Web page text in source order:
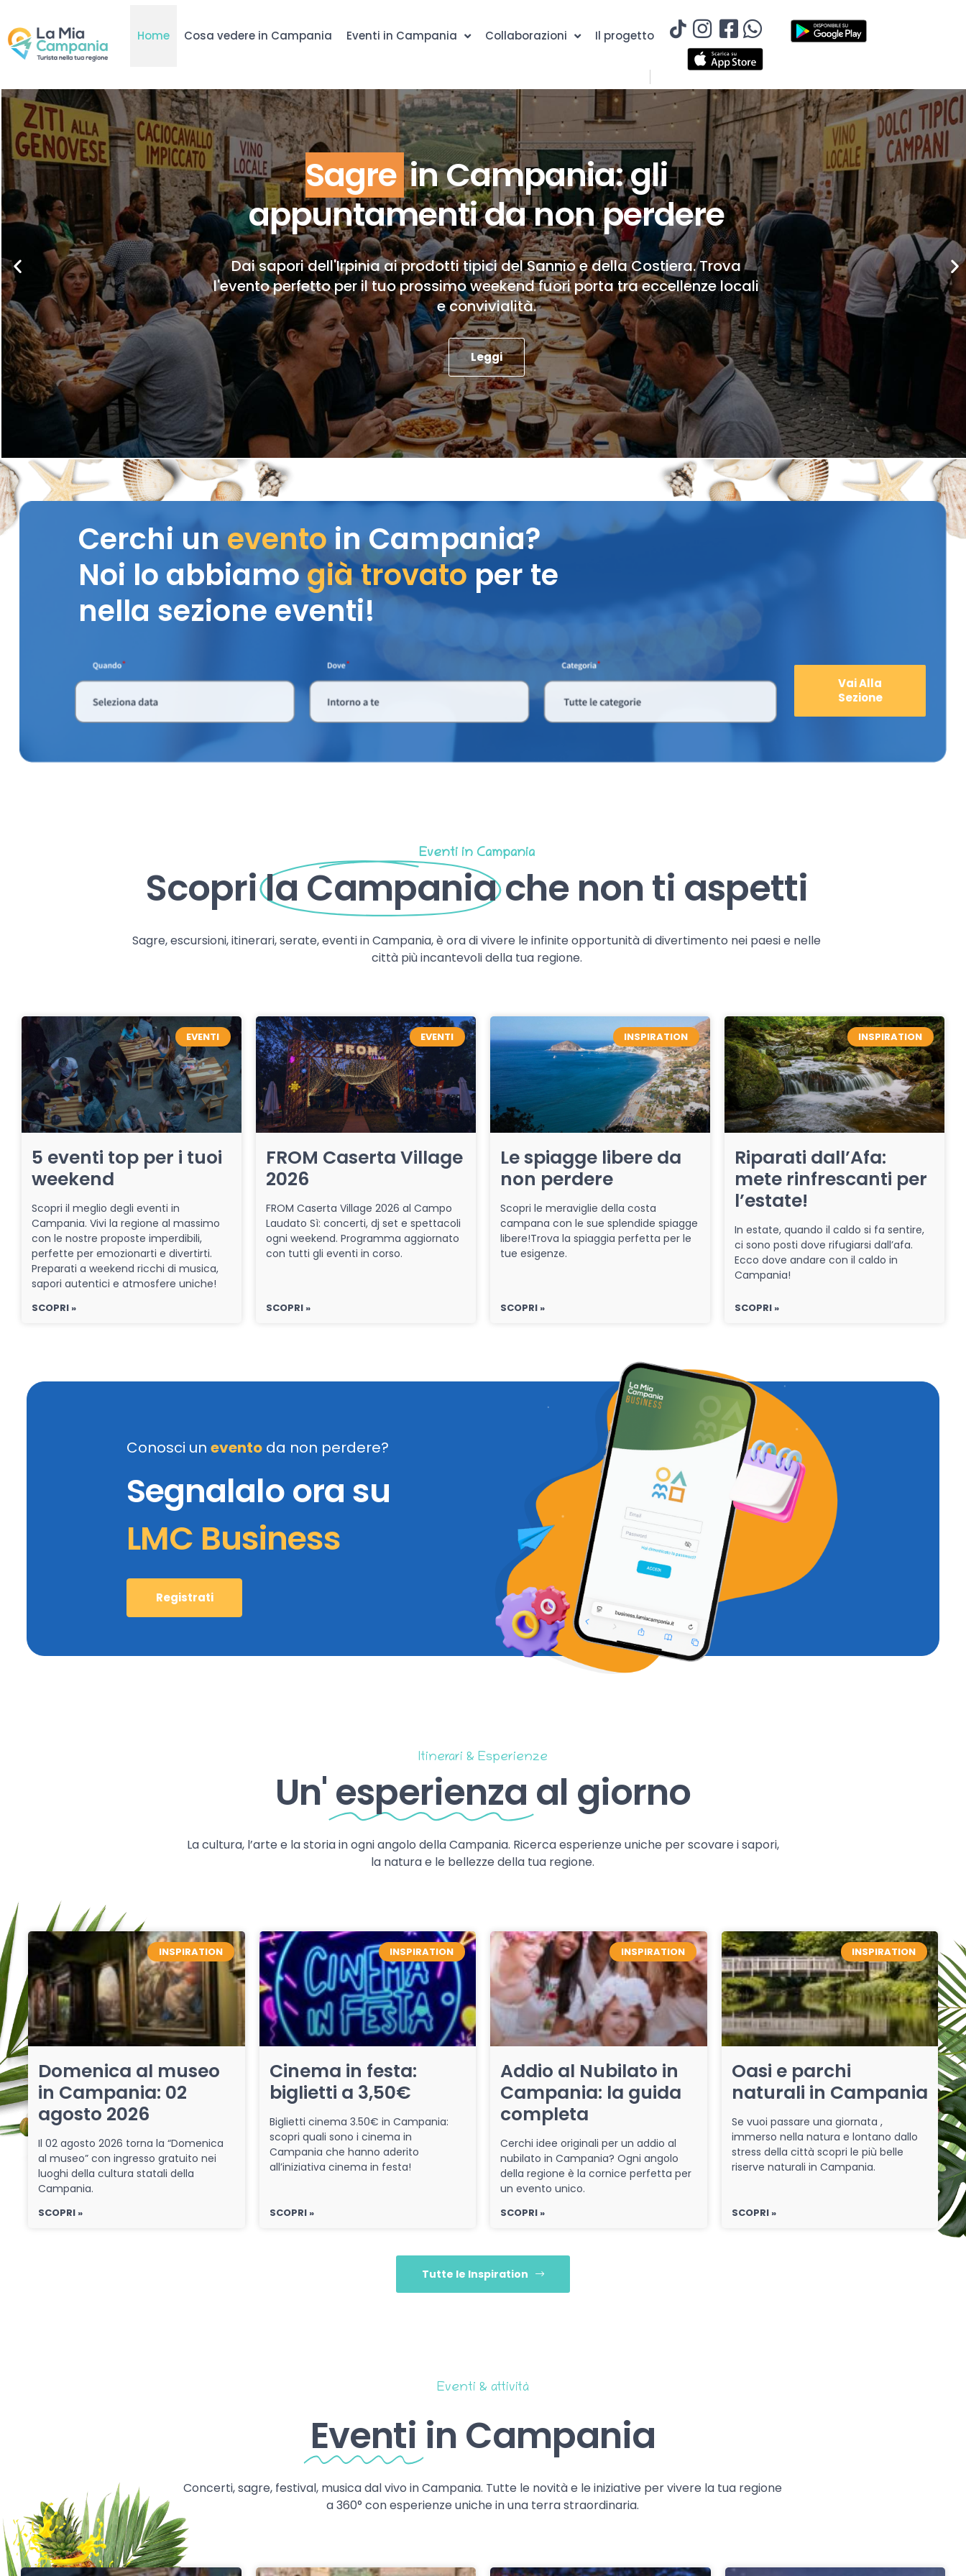
Home Cosa vedere in Campania Eventi in Campania Collaborazioni Il progetto
Sagre in Campania: gli
appuntamenti da non perdere
Dai sapori dell'Irpinia ai prodotti tipici del Sannio e della Costiera. Trova
l'evento perfetto per il tuo prossimo weekend fuori porta tra eccellenze locali
e convivialità.
Leggi
Cerchi uneventoin Campania?
Noi lo abbiamogià trovato per te
nella sezione eventi!
Vai Alla
Sezione
Eventi in Campania
Scoprila Campaniache non ti aspetti
Sagre, escursioni, itinerari, serate, eventi in Campania, è ora di vivere le infinite opportunità di divertimento nei paesi e nelle
città più incantevoli della tua regione.
EVENTI
5 eventi top per i tuoi
weekend
Scopri il meglio degli eventi in
Campania. Vivi la regione al massimo
con le nostre proposte imperdibili,
perfette per emozionarti e divertirti.
Preparati a weekend ricchi di musica,
sapori autentici e atmosfere uniche!
SCOPRI »
EVENTI
FROM Caserta Village
2026
FROM Caserta Village 2026 al Campo
Laudato Sì: concerti, dj set e spettacoli
ogni weekend. Programma aggiornato
con tutti gli eventi in corso.
SCOPRI »
INSPIRATION
Le spiagge libere da
non perdere
Scopri le meraviglie della costa
campana con le sue splendide spiagge
libere!Trova la spiaggia perfetta per le
tue esigenze.
SCOPRI »
INSPIRATION
Riparati dall’Afa:
mete rinfrescanti per
l’estate!
In estate, quando il caldo si fa sentire,
ci sono posti dove rifugiarsi dall’afa.
Ecco dove andare con il caldo in
Campania!
SCOPRI »
Conosci un evento da non perdere?
Segnalalo ora su
LMC Business
Registrati
Itinerari & Esperienze
Un' esperienza al giorno
La cultura, l’arte e la storia in ogni angolo della Campania. Ricerca esperienze uniche per scovare i sapori,
la natura e le bellezze della tua regione.
INSPIRATION
Domenica al museo
in Campania: 02
agosto 2026
Il 02 agosto 2026 torna la “Domenica
al museo” con ingresso gratuito nei
luoghi della cultura statali della
Campania.
SCOPRI »
INSPIRATION
Cinema in festa:
biglietti a 3,50€
Biglietti cinema 3.50€ in Campania:
scopri quali sono i cinema in
Campania che hanno aderito
all’iniziativa cinema in festa!
SCOPRI »
INSPIRATION
Addio al Nubilato in
Campania: la guida
completa
Cerchi idee originali per un addio al
nubilato in Campania? Ogni angolo
della regione è la cornice perfetta per
un evento unico.
SCOPRI »
INSPIRATION
Oasi e parchi
naturali in Campania
Se vuoi passare una giornata ,
immerso nella natura e lontano dallo
stress della città scopri le più belle
riserve naturali in Campania.
SCOPRI »
Tutte le Inspiration
Eventi & attività
Eventi in Campania
Concerti, sagre, festival, musica dal vivo in Campania. Tutte le novità e le iniziative per vivere la tua regione
a 360° con esperienze uniche in una terra straordinaria.